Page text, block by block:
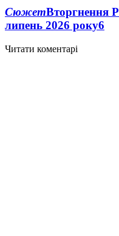
СюжетВторгнення
липень 2026 року6
Читати коментарі